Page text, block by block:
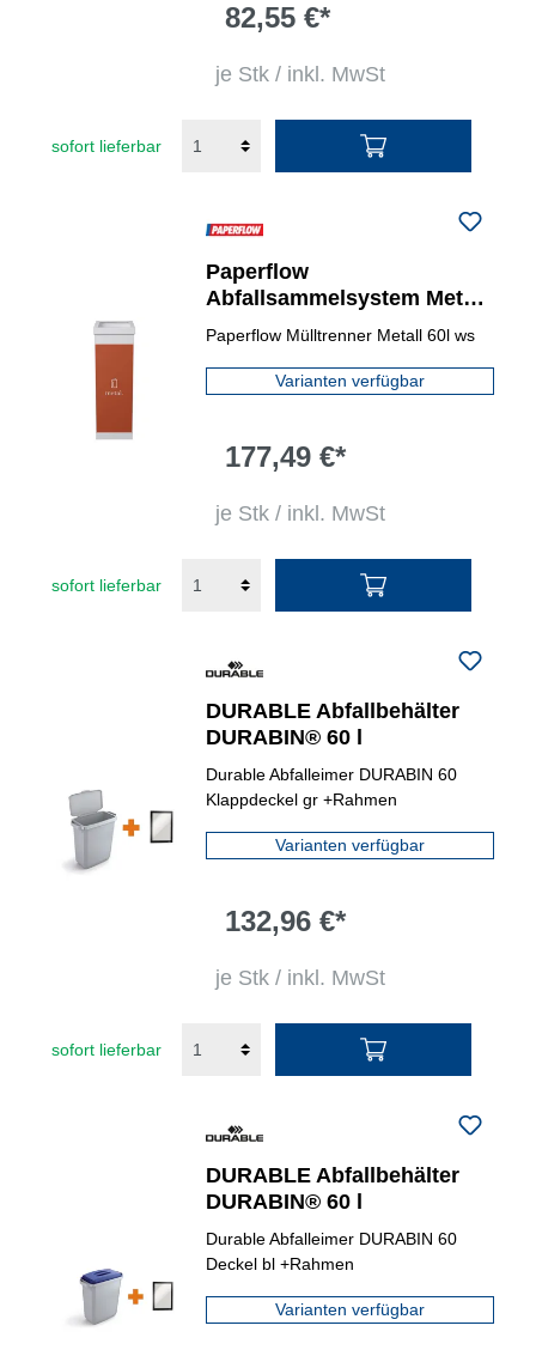
82,55 €*
je Stk / inkl. MwSt
sofort lieferbar
Paperflow
Abfallsammelsystem Metall
orange
Paperflow Mülltrenner Metall 60l ws
Varianten verfügbar
177,49 €*
je Stk / inkl. MwSt
sofort lieferbar
DURABLE Abfallbehälter
DURABIN® 60 l
Durable Abfalleimer DURABIN 60
Klappdeckel gr +Rahmen
Varianten verfügbar
132,96 €*
je Stk / inkl. MwSt
sofort lieferbar
DURABLE Abfallbehälter
DURABIN® 60 l
Durable Abfalleimer DURABIN 60
Deckel bl +Rahmen
Varianten verfügbar